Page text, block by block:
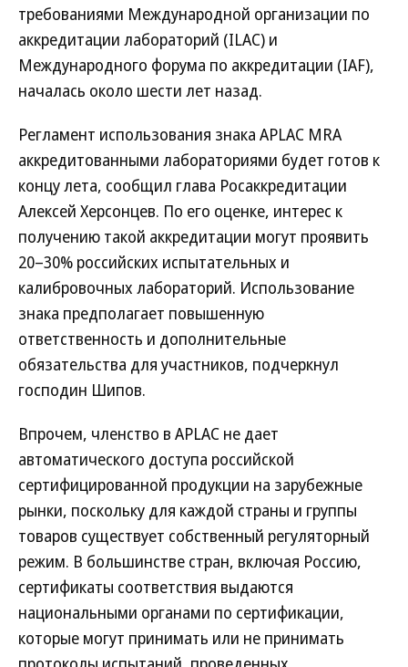
требованиями Международной организации по
аккредитации лабораторий (ILAC) и
Международного форума по аккредитации (IAF),
началась около шести лет назад.
Регламент использования знака APLAC MRA
аккредитованными лабораториями будет готов к
концу лета, сообщил глава Росаккредитации
Алексей Херсонцев. По его оценке, интерес к
получению такой аккредитации могут проявить
20–30% российских испытательных и
калибровочных лабораторий. Использование
знака предполагает повышенную
ответственность и дополнительные
обязательства для участников, подчеркнул
господин Шипов.
Впрочем, членство в APLAC не дает
автоматического доступа российской
сертифицированной продукции на зарубежные
рынки, поскольку для каждой страны и группы
товаров существует собственный регуляторный
режим. В большинстве стран, включая Россию,
сертификаты соответствия выдаются
национальными органами по сертификации,
которые могут принимать или не принимать